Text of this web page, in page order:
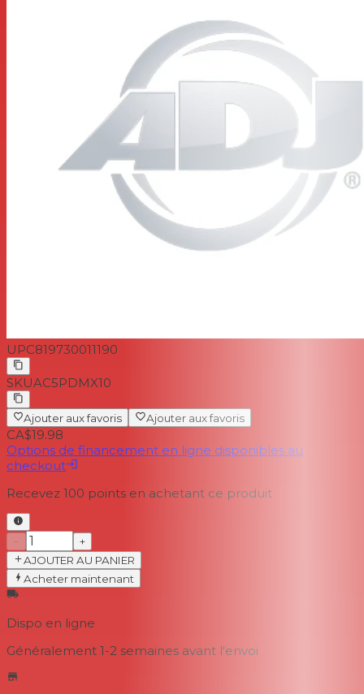
UPC819730011190
SKUAC5PDMX10
Ajouter aux favoris Ajouter aux favoris
CA$19.98
Options de financement en ligne disponibles au
checkout
Recevez 100 points en achetant ce produit
−
+
AJOUTER AU PANIER
Acheter maintenant
Dispo en ligne
Généralement 1-2 semaines avant l'envoi